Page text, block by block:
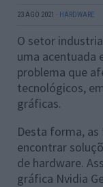
23 AGO 2021 · HARDWARE
O setor
uma acentuada
problema que
tecnológicos,
gráficas.
Desta forma,
encontrar
de hardware.
gráfica Nvidia